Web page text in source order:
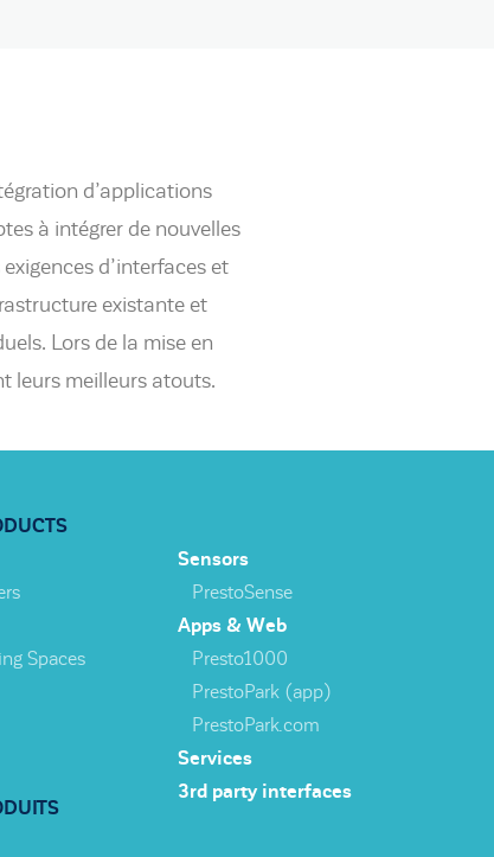
d’applications
à intégrer de nouvelles
d’interfaces et
existante et
Lors de la mise en
leurs meilleurs atouts.
Spaces
Sensors
PrestoSense
Apps & Web
Presto1000
PrestoPark (app)
PrestoPark.com
Services
3rd party interfaces